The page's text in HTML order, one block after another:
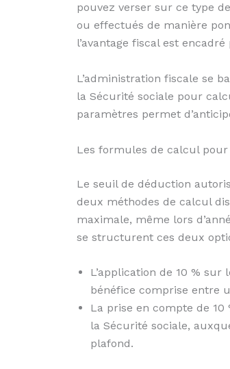
pouvez verser sur ce type
ou effectués de manière
l’avantage fiscal est
L’administration fiscale se
la Sécurité sociale pour
paramètres permet
Les formules de calcul
Le seuil de déduction
deux méthodes de calcul
maximale, même lors
se structurent ces deux
L’application de 10 %
bénéfice comprise entre
La prise en compte de
la Sécurité sociale,
plafond.